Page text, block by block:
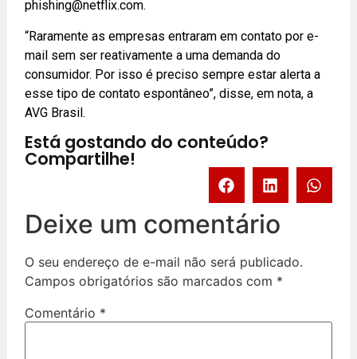
phishing@netflix.com.
“Raramente as empresas entraram em contato por e-
mail sem ser reativamente a uma demanda do
consumidor. Por isso é preciso sempre estar alerta a
esse tipo de contato espontâneo”, disse, em nota, a
AVG Brasil.
Está gostando do conteúdo?
Compartilhe!
Deixe um comentário
O seu endereço de e-mail não será publicado.
Campos obrigatórios são marcados com *
Comentário *